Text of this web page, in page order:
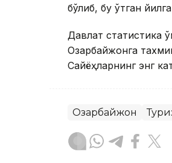
бўлиб, бу ўтган
Давлат статистика
Озарбайжонга
Сайёҳларнинг энг
Озарбайжон